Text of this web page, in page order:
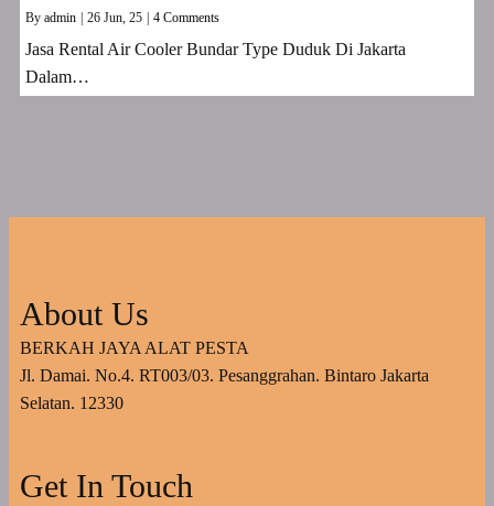
By admin 26 Jun, 25 4 Comments
Jasa Rental Air Cooler Bundar Type Duduk Di Jakarta
Dalam…
About Us
BERKAH JAYA ALAT PESTA
Jl. Damai. No.4. RT003/03. Pesanggrahan. Bintaro Jakarta
Selatan. 12330
Get In Touch